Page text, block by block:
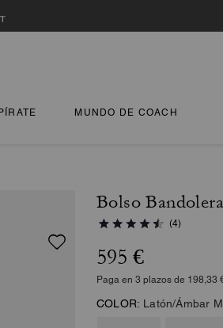
MUNDO DE COACH
Bolso
(4)
595 €
Paga en 3 plazos de 198,33
COLOR: Latón/Ámbar